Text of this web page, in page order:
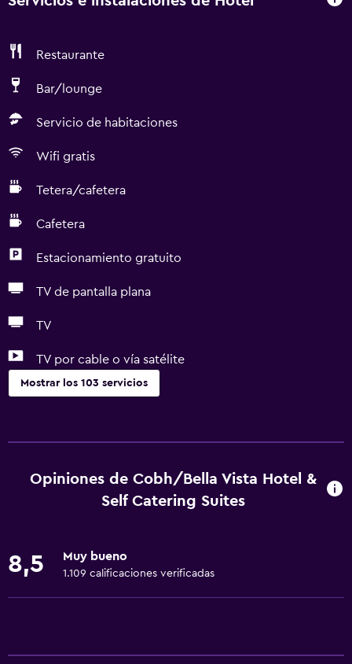
Restaurante
Bar/lounge
Servicio de habitaciones
Wifi gratis
Tetera/cafetera
Cafetera
Estacionamiento gratuito
TV de pantalla plana
TV
TV por cable o vía satélite
Mostrar los 103 servicios
Copas
Tetera eléctrica
Utensilios de cocina
Horno
Microondas
Opiniones de Cobh/Bella Vista Hotel &
Self Catering Suites
8,5 Muy bueno
1.109 calificaciones verificadas